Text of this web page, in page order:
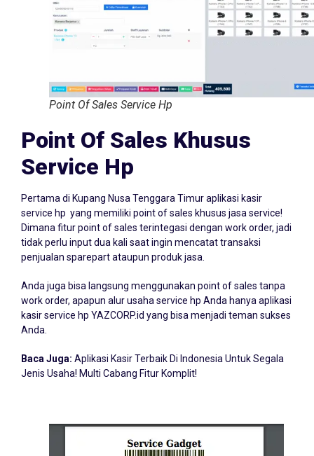
Point Of Sales Service Hp
Point Of Sales Khusus
Service Hp
Pertama di Kupang Nusa Tenggara Timur aplikasi kasir
service hp yang memiliki point of sales khusus jasa service!
Dimana fitur point of sales terintegasi dengan work order, jadi
tidak perlu input dua kali saat ingin mencatat transaksi
Anda juga bisa langsung menggunakan point of sales tanpa
work order, apapun alur usaha service hp Anda hanya aplikasi
kasir service hp YAZCORP.id yang bisa menjadi teman sukses
Baca Juga: Aplikasi Kasir Terbaik Di Indonesia Untuk Segala